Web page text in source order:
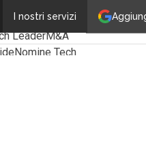
I nostri servizi
articoli
LeaderM&A
Nomine Tech